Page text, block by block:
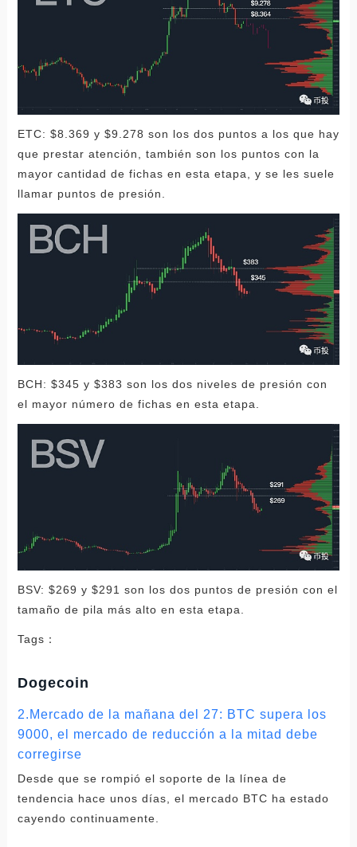
ETC: $8.369 y $9.278 son los dos puntos a los que hay
que prestar atención, también son los puntos con la
mayor cantidad de fichas en esta etapa, y se les suele
llamar puntos de presión.
BCH: $345 y $383 son los dos niveles de presión con
el mayor número de fichas en esta etapa.
BSV: $269 y $291 son los dos puntos de presión con el
tamaño de pila más alto en esta etapa.
Tags：
Dogecoin
2.Mercado de la mañana del 27: BTC supera los
9000, el mercado de reducción a la mitad debe
corregirse
Desde que se rompió el soporte de la línea de
tendencia hace unos días, el mercado BTC ha estado
cayendo continuamente.